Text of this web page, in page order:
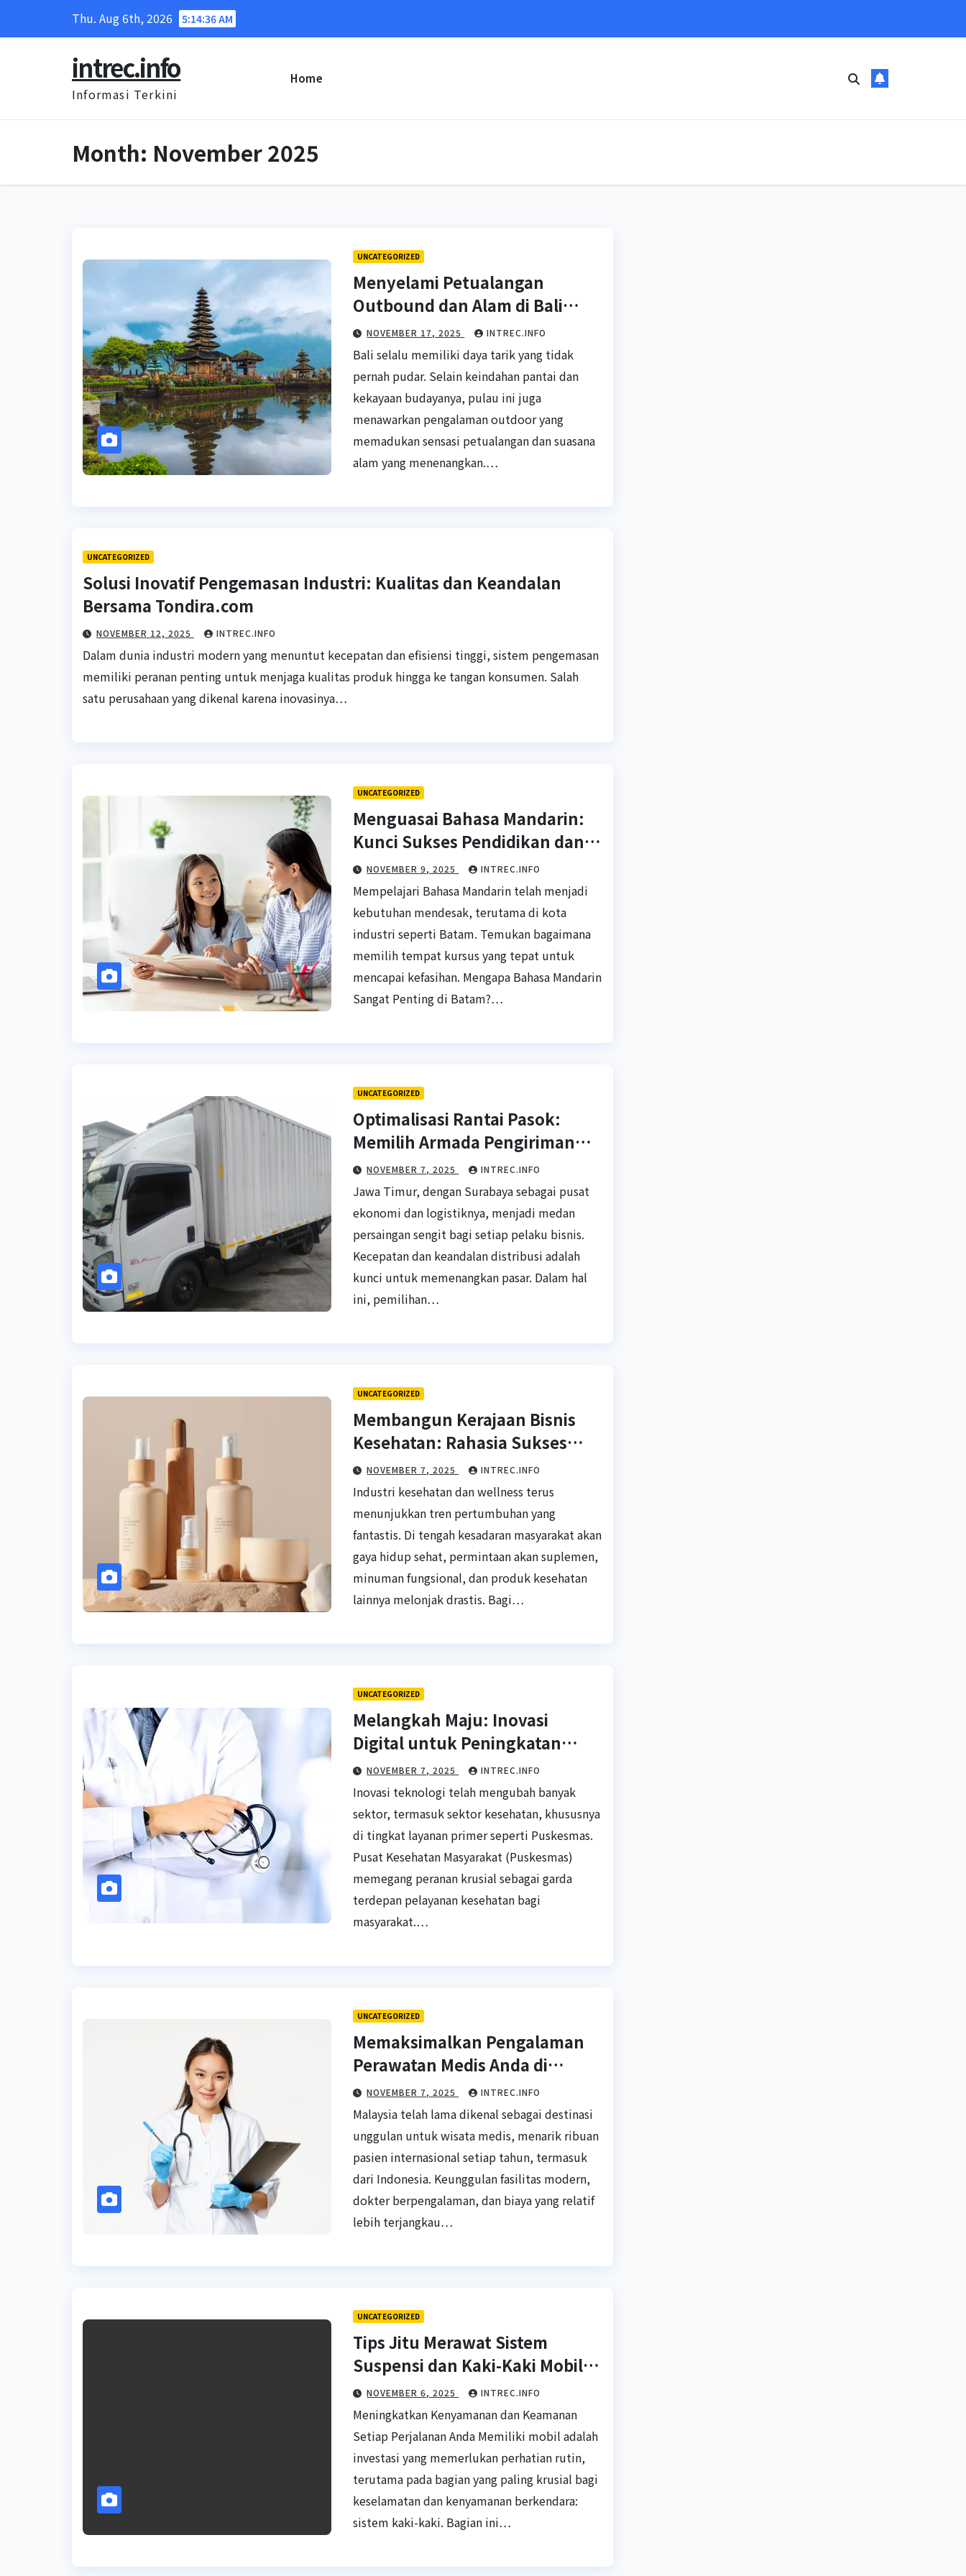
Thu. Aug 6th, 2026 5:14:37 AM
intrec.info
Informasi Terkini
Home
Month: November 2025
UNCATEGORIZED
Menyelami Petualangan
Outbound dan Alam di Bali
untuk Liburan yang Lebih
Berkesan
NOVEMBER 17, 2025 INTREC.INFO
Bali selalu memiliki daya tarik yang tidak
pernah pudar. Selain keindahan pantai dan
kekayaan budayanya, pulau ini juga
menawarkan pengalaman outdoor yang
memadukan sensasi petualangan dan suasana
alam yang menenangkan.…
UNCATEGORIZED
Solusi Inovatif Pengemasan Industri: Kualitas dan Keandalan
Bersama Tondira.com
NOVEMBER 12, 2025 INTREC.INFO
Dalam dunia industri modern yang menuntut kecepatan dan efisiensi tinggi, sistem pengemasan
memiliki peranan penting untuk menjaga kualitas produk hingga ke tangan konsumen. Salah
satu perusahaan yang dikenal karena inovasinya…
UNCATEGORIZED
Menguasai Bahasa Mandarin:
Kunci Sukses Pendidikan dan
Karir di Batam
NOVEMBER 9, 2025 INTREC.INFO
Mempelajari Bahasa Mandarin telah menjadi
kebutuhan mendesak, terutama di kota
industri seperti Batam. Temukan bagaimana
memilih tempat kursus yang tepat untuk
mencapai kefasihan. Mengapa Bahasa Mandarin
Sangat Penting di Batam?…
UNCATEGORIZED
Optimalisasi Rantai Pasok:
Memilih Armada Pengiriman
Terbaik untuk Bisnis Anda di
Jawa Timur
NOVEMBER 7, 2025 INTREC.INFO
Jawa Timur, dengan Surabaya sebagai pusat
ekonomi dan logistiknya, menjadi medan
persaingan sengit bagi setiap pelaku bisnis.
Kecepatan dan keandalan distribusi adalah
kunci untuk memenangkan pasar. Dalam hal
ini, pemilihan…
UNCATEGORIZED
Membangun Kerajaan Bisnis
Kesehatan: Rahasia Sukses
Tanpa Repot Mendirikan Pabrik
Sendiri
NOVEMBER 7, 2025 INTREC.INFO
Industri kesehatan dan wellness terus
menunjukkan tren pertumbuhan yang
fantastis. Di tengah kesadaran masyarakat akan
gaya hidup sehat, permintaan akan suplemen,
minuman fungsional, dan produk kesehatan
lainnya melonjak drastis. Bagi…
UNCATEGORIZED
Melangkah Maju: Inovasi
Digital untuk Peningkatan
Mutu Pelayanan Pusat
Kesehatan Masyarakat
(Puskesmas)
NOVEMBER 7, 2025 INTREC.INFO
Inovasi teknologi telah mengubah banyak
sektor, termasuk sektor kesehatan, khususnya
di tingkat layanan primer seperti Puskesmas.
Pusat Kesehatan Masyarakat (Puskesmas)
memegang peranan krusial sebagai garda
terdepan pelayanan kesehatan bagi
masyarakat.…
UNCATEGORIZED
Memaksimalkan Pengalaman
Perawatan Medis Anda di
Malaysia
NOVEMBER 7, 2025 INTREC.INFO
Malaysia telah lama dikenal sebagai destinasi
unggulan untuk wisata medis, menarik ribuan
pasien internasional setiap tahun, termasuk
dari Indonesia. Keunggulan fasilitas modern,
dokter berpengalaman, dan biaya yang relatif
lebih terjangkau…
UNCATEGORIZED
Tips Jitu Merawat Sistem
Suspensi dan Kaki-Kaki Mobil
untuk Performa Optimal
NOVEMBER 6, 2025 INTREC.INFO
Meningkatkan Kenyamanan dan Keamanan
Setiap Perjalanan Anda Memiliki mobil adalah
investasi yang memerlukan perhatian rutin,
terutama pada bagian yang paling krusial bagi
keselamatan dan kenyamanan berkendara:
sistem kaki-kaki. Bagian ini…